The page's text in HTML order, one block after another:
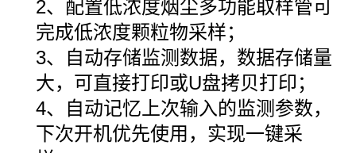
2、配置低浓度烟尘多功能取样管可
完成低浓度颗粒物采样；
3、自动存储监测数据，数据存储量
大，可直接打印或U盘拷贝打印；
4、自动记忆上次输入的监测参数，
下次开机优先使用，实现一键采